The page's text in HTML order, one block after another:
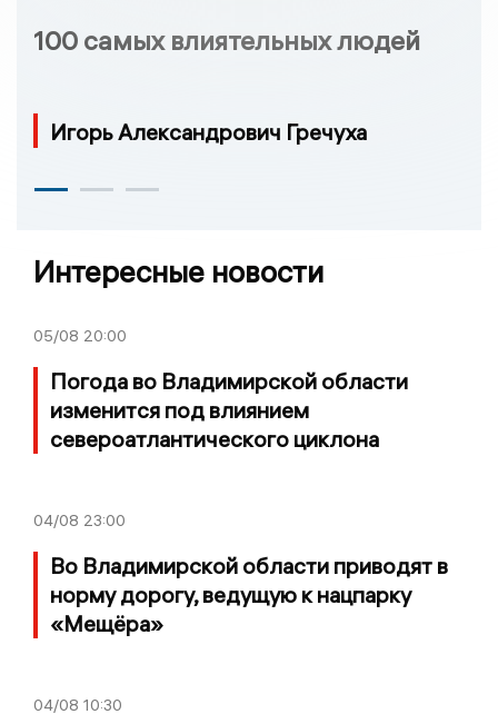
100 самых влиятельных людей
Игорь Александрович Гречуха
Интересные новости
05/08 20:00
Погода во Владимирской области
изменится под влиянием
североатлантического циклона
04/08 23:00
Во Владимирской области приводят в
норму дорогу, ведущую к нацпарку
«Мещёра»
04/08 10:30